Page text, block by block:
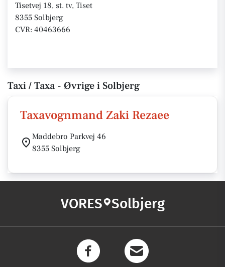
Tisetvej 18, st. tv, Tiset
8355 Solbjerg
CVR: 40463666
Taxi / Taxa - Øvrige i Solbjerg
Taxavognmand Zaki Rezaee
Møddebro Parkvej 46
8355 Solbjerg
VORES Solbjerg